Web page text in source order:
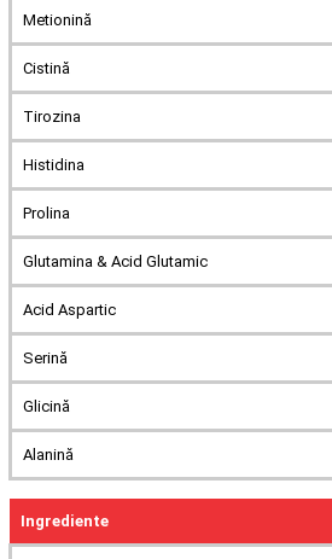
Metionină
Cistină
Tirozina
Histidina
Prolina
Glutamina & Acid Glutamic
Acid Aspartic
Serină
Glicină
Alanină
Ingrediente